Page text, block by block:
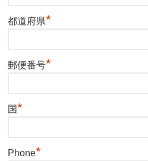
都道府県*
郵便番号*
国*
Phone*